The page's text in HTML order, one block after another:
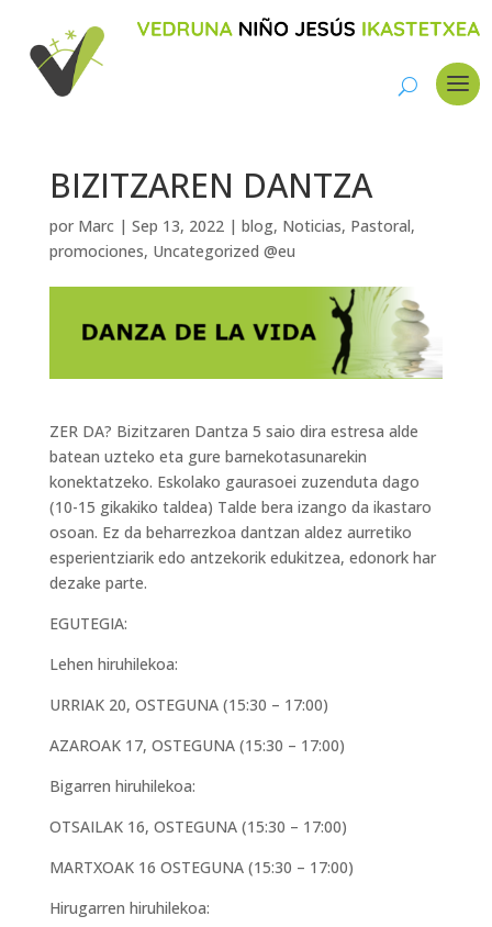
BIZITZAREN DANTZA
por Marc| Sep 13, 2022| blog, Noticias, Pastoral,
promociones, Uncategorized @eu
ZER DA? Bizitzaren Dantza 5 saio dira estresa alde
batean uzteko eta gure barnekotasunarekin
konektatzeko. Eskolako gaurasoei zuzenduta dago
(10-15 gikakiko taldea) Talde bera izango da ikastaro
osoan. Ez da beharrezkoa dantzan aldez aurretiko
esperientziarik edo antzekorik edukitzea, edonork har
dezake parte.
EGUTEGIA:
Lehen hiruhilekoa:
URRIAK 20, OSTEGUNA (15:30 – 17:00)
AZAROAK 17, OSTEGUNA (15:30 – 17:00)
Bigarren hiruhilekoa:
OTSAILAK 16, OSTEGUNA (15:30 – 17:00)
MARTXOAK 16 OSTEGUNA (15:30 – 17:00)
Hirugarren hiruhilekoa: